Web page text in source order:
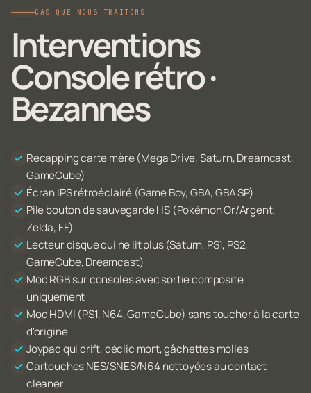
CAS QUE NOUS TRAITONS
Interventions
Console rétro ·
Bezannes
Recapping carte mère (Mega Drive, Saturn, Dreamcast,
GameCube)
Écran IPS rétroéclairé (Game Boy, GBA, GBA SP)
Pile bouton de sauvegarde HS (Pokémon Or/Argent,
Zelda, FF)
Lecteur disque qui ne lit plus (Saturn, PS1, PS2,
GameCube, Dreamcast)
Mod RGB sur consoles avec sortie composite
uniquement
Mod HDMI (PS1, N64, GameCube) sans toucher à la carte
d'origine
Joypad qui drift, déclic mort, gâchettes molles
Cartouches NES/SNES/N64 nettoyées au contact
cleaner